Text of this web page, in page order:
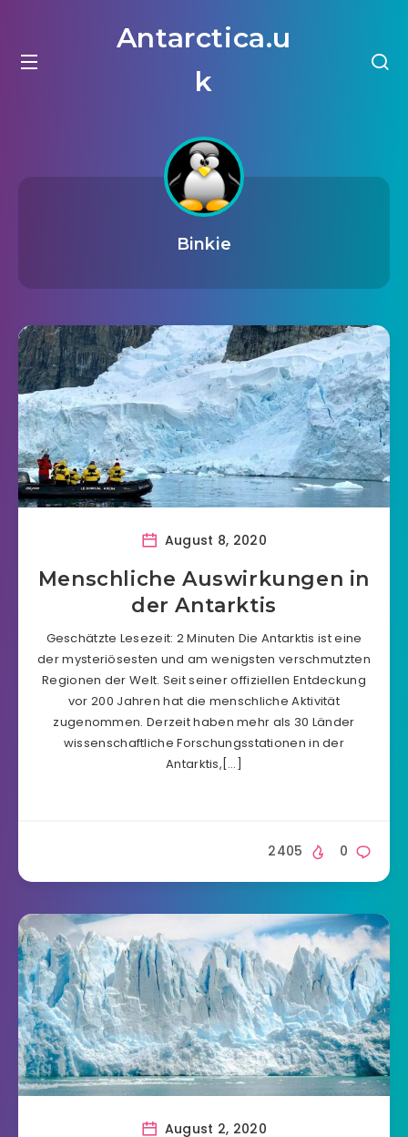
Antarctica.u
k
Binkie
August 8, 2020
Menschliche Auswirkungen in
der Antarktis
Geschätzte Lesezeit: 2 Minuten Die Antarktis ist eine
der mysteriösesten und am wenigsten verschmutzten
Regionen der Welt. Seit seiner offiziellen Entdeckung
vor 200 Jahren hat die menschliche Aktivität
zugenommen. Derzeit haben mehr als 30 Länder
wissenschaftliche Forschungsstationen in der
Antarktis,[…]
0
2405
August 2, 2020